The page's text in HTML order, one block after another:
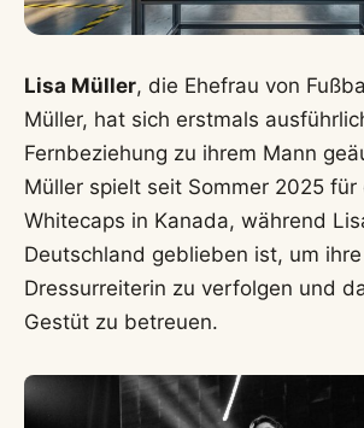
Lisa Müller, die Ehefrau von
Müller, hat sich erstmals
Fernbeziehung zu ihrem Mann
Müller spielt seit Sommer 2025 für
Whitecaps in Kanada, während
Deutschland geblieben ist, um
Dressurreiterin zu verfolgen und
Gestüt zu betreuen.